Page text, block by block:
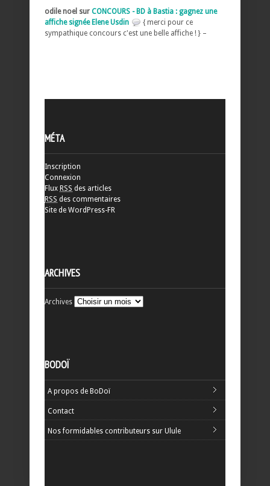
odile noel sur CONCOURS - BD à Bastia : gagnez une
affiche signée Elene Usdin
{ merci pour ce
sympathique concours c'est une belle affiche ! } –
MÉTA
Inscription
Connexion
Flux RSS des articles
RSS des commentaires
Site de WordPress-FR
ARCHIVES
Archives
BODOÏ
A propos de BoDoï
Contact
Nos formidables contributeurs sur Ulule